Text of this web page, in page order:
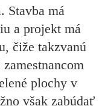
Stavba má
a projekt má
čiže takzvanú
plochy v
však zabúdať